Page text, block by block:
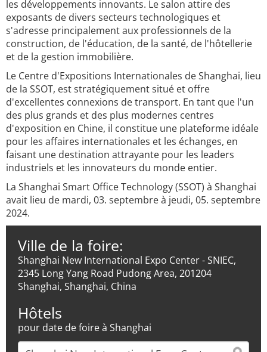
les développements innovants. Le salon attire des
exposants de divers secteurs technologiques et
s'adresse principalement aux professionnels de la
construction, de l'éducation, de la santé, de l'hôtellerie
et de la gestion immobilière.
Le Centre d'Expositions Internationales de Shanghai, lieu
de la SSOT, est stratégiquement situé et offre
d'excellentes connexions de transport. En tant que l'un
des plus grands et des plus modernes centres
d'exposition en Chine, il constitue une plateforme idéale
pour les affaires internationales et les échanges, en
faisant une destination attrayante pour les leaders
industriels et les innovateurs du monde entier.
La Shanghai Smart Office Technology (SSOT) à Shanghai
avait lieu de mardi, 03. septembre à jeudi, 05. septembre
2024.
Ville de la foire:
Shanghai New International Expo Center - SNIEC,
2345 Long Yang Road Pudong Area, 201204
Shanghai, Shanghai, China
Hôtels
pour date de foire à Shanghai